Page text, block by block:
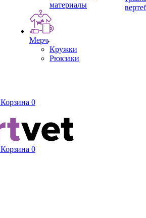
материалы
Мерч
Кружки
Рюкзаки
Корзина 0
Корзина 0